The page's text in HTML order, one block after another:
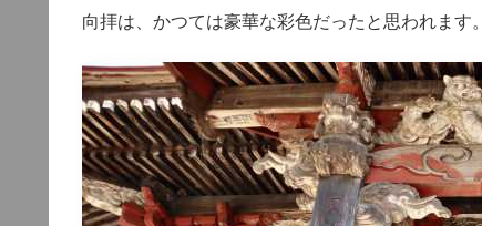
向拝は、かつては豪華な彩色だったと思われます。